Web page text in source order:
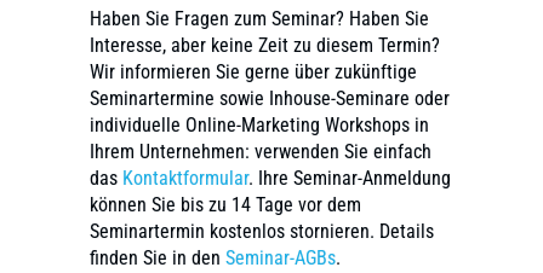
Haben Sie Fragen zum Seminar? Haben Sie
Interesse, aber keine Zeit zu diesem Termin?
Wir informieren Sie gerne über zukünftige
Seminartermine sowie Inhouse-Seminare oder
individuelle Online-Marketing Workshops in
Ihrem Unternehmen: verwenden Sie einfach
das Kontaktformular. Ihre Seminar-Anmeldung
können Sie bis zu 14 Tage vor dem
Seminartermin kostenlos stornieren. Details
finden Sie in den Seminar-AGBs.